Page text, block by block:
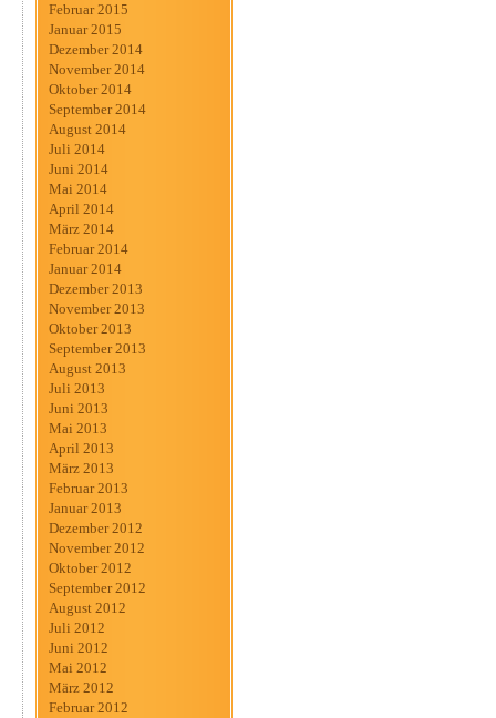
Februar 2015
Januar 2015
Dezember 2014
November 2014
Oktober 2014
September 2014
August 2014
Juli 2014
Juni 2014
Mai 2014
April 2014
März 2014
Februar 2014
Januar 2014
Dezember 2013
November 2013
Oktober 2013
September 2013
August 2013
Juli 2013
Juni 2013
Mai 2013
April 2013
März 2013
Februar 2013
Januar 2013
Dezember 2012
November 2012
Oktober 2012
September 2012
August 2012
Juli 2012
Juni 2012
Mai 2012
März 2012
Februar 2012